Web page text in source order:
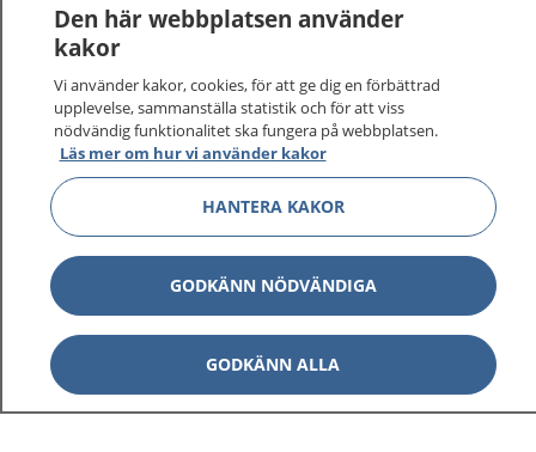
På 1177.se får du råd om hälsa och information om
sjukdomar och vilka mottagningar du kan kontakta.
Logga in för att läsa din journal och göra dina
vårdärenden. Ring telefonnummer 1177 för
sjukvårdsrådgivning dygnet runt.
1177 ger dig råd när du vill må bättre.
1177 på flera språk Visa
Om 1177
Den här webbplatsen använder
kakor
Vi använder kakor, cookies, för att ge dig en förbättrad
upplevelse, sammanställa statistik och för att viss
nödvändig funktionalitet ska fungera på webbplatsen.
Läs mer om hur vi använder kakor
HANTERA KAKOR
GODKÄNN NÖDVÄNDIGA
GODKÄNN ALLA